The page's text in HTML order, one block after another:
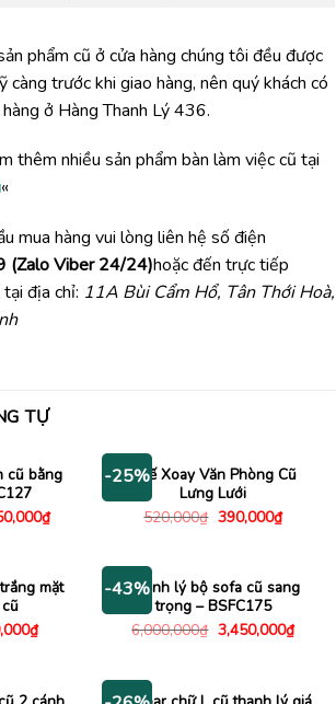
phẩm cũ ở cửa hàng chúng tôi đều được
càng trước khi giao hàng, nên quý khách có
ở Hàng Thanh Lý 436.
thêm nhiều sản phẩm bàn làm việc cũ tại
«
mua hàng vui lòng liên hệ số điện
Viber 24/24)hoặc đến trực tiếp
địa chỉ: 11A Bùi Cẩm Hổ, Tân Thới Hoà,
TỰ
cũ bằng
₫Giá
hiện
5,450,000₫.
-25%Ghế Xoay Văn Phòng Cũ
Lưng Lưới
520,000₫ Giá
390,000₫Giá
hiện
mặt
₫Giá
hiện
580,000₫.
-43%Thanh lý bộ sofa cũ sang
trọng – BSFC175
6,000,000₫ Giá
gốc
3,450,000₫Giá
hiện